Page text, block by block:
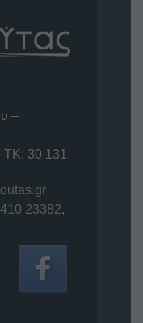
–
ΤΚ: 30 131
23382,